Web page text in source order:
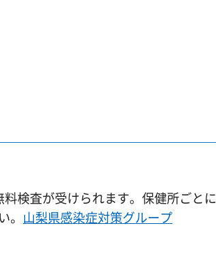
検査が受けられます。保健所ごとに
山梨県感染症対策グループ